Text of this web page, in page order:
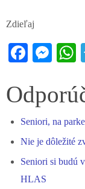
Zdieľaj
Fa
bo
ok
M
se
er
Seniori, na
Nie je dôležité
Seniori si budú
HLAS